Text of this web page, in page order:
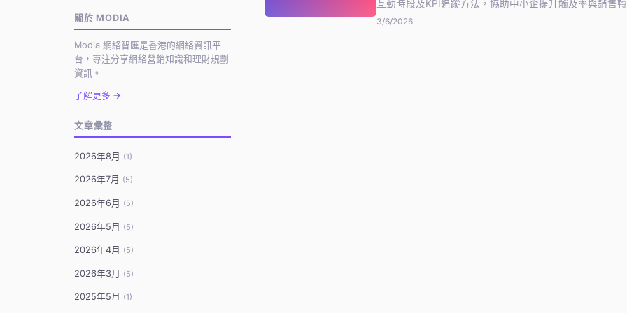
關於 MODIA
Modia 網絡智匯是香港的網絡資訊平
台，專注分享網絡營銷知識和理財規劃
資訊。
了解更多 →
文章彙整
2026年8月 (1)
2026年7月 (5)
2026年6月 (5)
2026年5月 (5)
2026年4月 (5)
2026年3月 (5)
2025年5月 (1)
互動時段及KPI追蹤方法，協助中小企提升觸及率與銷售
3/6/2026